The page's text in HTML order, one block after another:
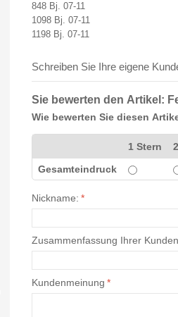
848 Bj. 07-11
1098 Bj. 07-11
1198 Bj. 07-11
Schreiben Sie Ihre eigene
Sie bewerten den Artikel:
Wie bewerten Sie diesen
1 Stern
Gesamteindruck
*
Nickname:
Zusammenfassung Ihrer
*
Kundenmeinung